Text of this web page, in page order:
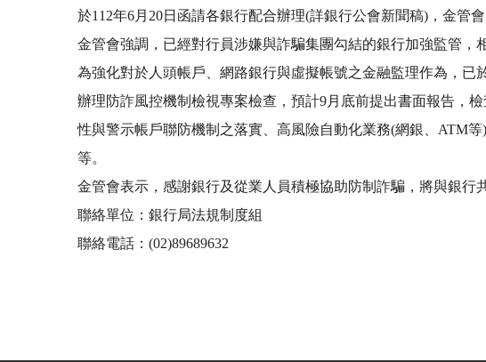
於112年6月20日函請各銀行配合辦理(詳銀行公會新聞稿)，金管
金管會強調，已經對行員涉嫌與詐騙集團勾結的銀行加強監管
為強化對於人頭帳戶、網路銀行與虛擬帳號之金融監理作為，已
辦理防詐風控機制檢視專案檢查，預計9月底前提出書面報告，
性與警示帳戶聯防機制之落實、高風險自動化業務(網銀、ATM
等。
金管會表示，感謝銀行及從業人員積極協助防制詐騙，將與銀
聯絡單位：銀行局法規制度組
聯絡電話：(02)89689632